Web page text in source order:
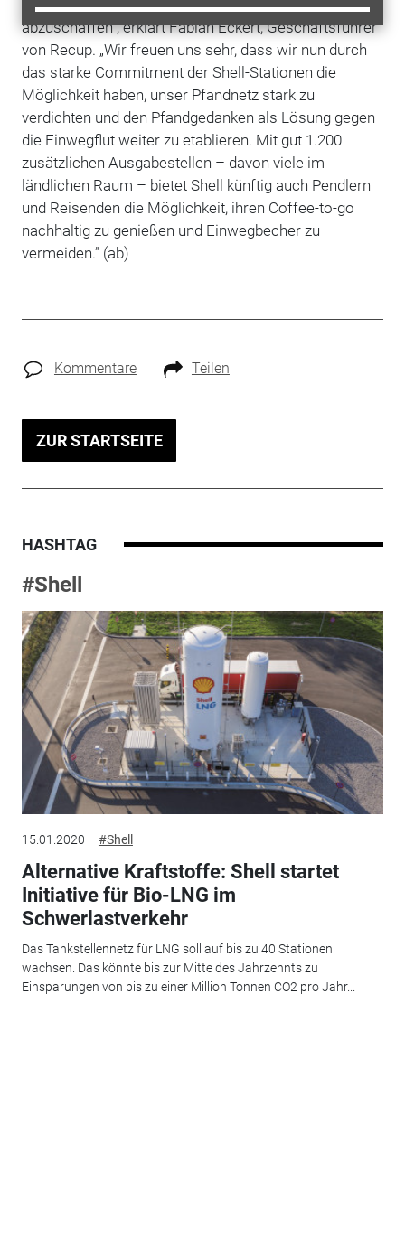
„Unsere Vision ist es, Einwegbecher in Deutschland
abzuschaffen“, erklärt Fabian Eckert, Geschäftsführer
von Recup. „Wir freuen uns sehr, dass wir nun durch
das starke Commitment der Shell-Stationen die
Möglichkeit haben, unser Pfandnetz stark zu
verdichten und den Pfandgedanken als Lösung gegen
die Einwegflut weiter zu etablieren. Mit gut 1.200
zusätzlichen Ausgabestellen – davon viele im
ländlichen Raum – bietet Shell künftig auch Pendlern
und Reisenden die Möglichkeit, ihren Coffee-to-go
nachhaltig zu genießen und Einwegbecher zu
vermeiden.” (ab)
Kommentare Teilen
ZUR STARTSEITE
HASHTAG
#Shell
15.01.2020 #Shell
Alternative Kraftstoffe: Shell startet
Initiative für Bio-LNG im
Schwerlastverkehr
Das Tankstellennetz für LNG soll auf bis zu 40 Stationen
wachsen. Das könnte bis zur Mitte des Jahrzehnts zu
Einsparungen von bis zu einer Million Tonnen CO2 pro Jahr...